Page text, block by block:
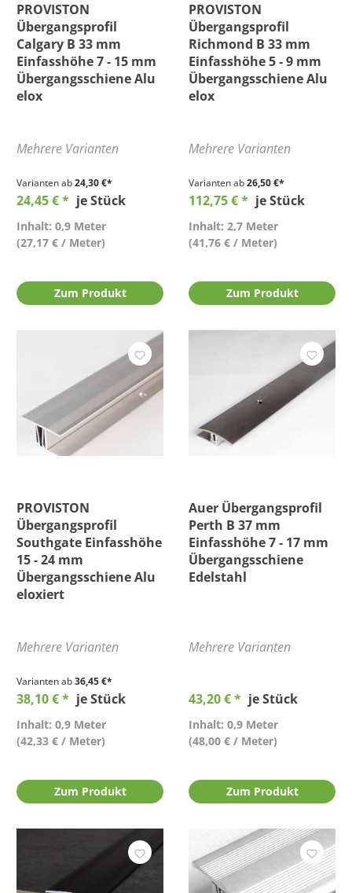
PROVISTON
Übergangsprofil
Calgary B 33 mm
Einfasshöhe 7 - 15 mm
Übergangsschiene Alu
elox
Mehrere Varianten
Varianten ab24,30 €*
24,45 € * je Stück
Inhalt: 0,9 Meter
(27,17 € / Meter)
Zum Produkt
PROVISTON
Übergangsprofil
Richmond B 33 mm
Einfasshöhe 5 - 9 mm
Übergangsschiene Alu
elox
Mehrere Varianten
Varianten ab26,50 €*
112,75 € * je Stück
Inhalt: 2,7 Meter
(41,76 € / Meter)
Zum Produkt
PROVISTON
Übergangsprofil
Southgate Einfasshöhe
15 - 24 mm
Übergangsschiene Alu
eloxiert
Mehrere Varianten
Varianten ab36,45 €*
38,10 € * je Stück
Inhalt: 0,9 Meter
(42,33 € / Meter)
Zum Produkt
Auer Übergangsprofil
Perth B 37 mm
Einfasshöhe 7 - 17 mm
Übergangsschiene
Edelstahl
Mehrere Varianten
43,20 € * je Stück
Inhalt: 0,9 Meter
(48,00 € / Meter)
Zum Produkt